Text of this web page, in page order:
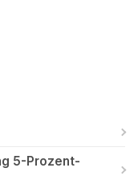
5-Prozent-